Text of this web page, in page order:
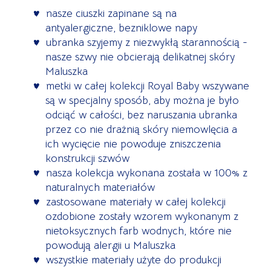
nasze ciuszki zapinane są na
antyalergiczne, bezniklowe napy
ubranka szyjemy z niezwykłą starannością -
nasze szwy nie obcierają delikatnej skóry
Maluszka
metki w całej kolekcji Royal Baby wszywane
są w specjalny sposób, aby można je było
odciąć w całości, bez naruszania ubranka
przez co nie drażnią skóry niemowlęcia a
ich wycięcie nie powoduje zniszczenia
konstrukcji szwów
nasza kolekcja wykonana została w 100% z
naturalnych materiałów
zastosowane materiały w całej kolekcji
ozdobione zostały wzorem wykonanym z
nietoksycznych farb wodnych, które nie
powodują alergii u Maluszka
wszystkie materiały użyte do produkcji